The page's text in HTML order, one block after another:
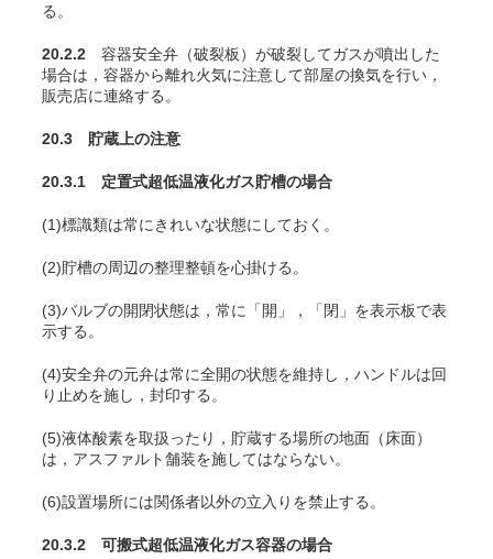
る。
20.2.2 容器安全弁（破裂板）が破裂してガスが噴出した
場合は，容器から離れ火気に注意して部屋の換気を行い，
販売店に連絡する。
20.3 貯蔵上の注意
20.3.1 定置式超低温液化ガス貯槽の場合
(1)標識類は常にきれいな状態にしておく。
(2)貯槽の周辺の整理整頓を心掛ける。
(3)バルブの開閉状態は，常に「開」，「閉」を表示板で表
示する。
(4)安全弁の元弁は常に全開の状態を維持し，ハンドルは回
り止めを施し，封印する。
(5)液体酸素を取扱ったり，貯蔵する場所の地面（床面）
は，アスファルト舗装を施してはならない。
(6)設置場所には関係者以外の立入りを禁止する。
20.3.2 可搬式超低温液化ガス容器の場合